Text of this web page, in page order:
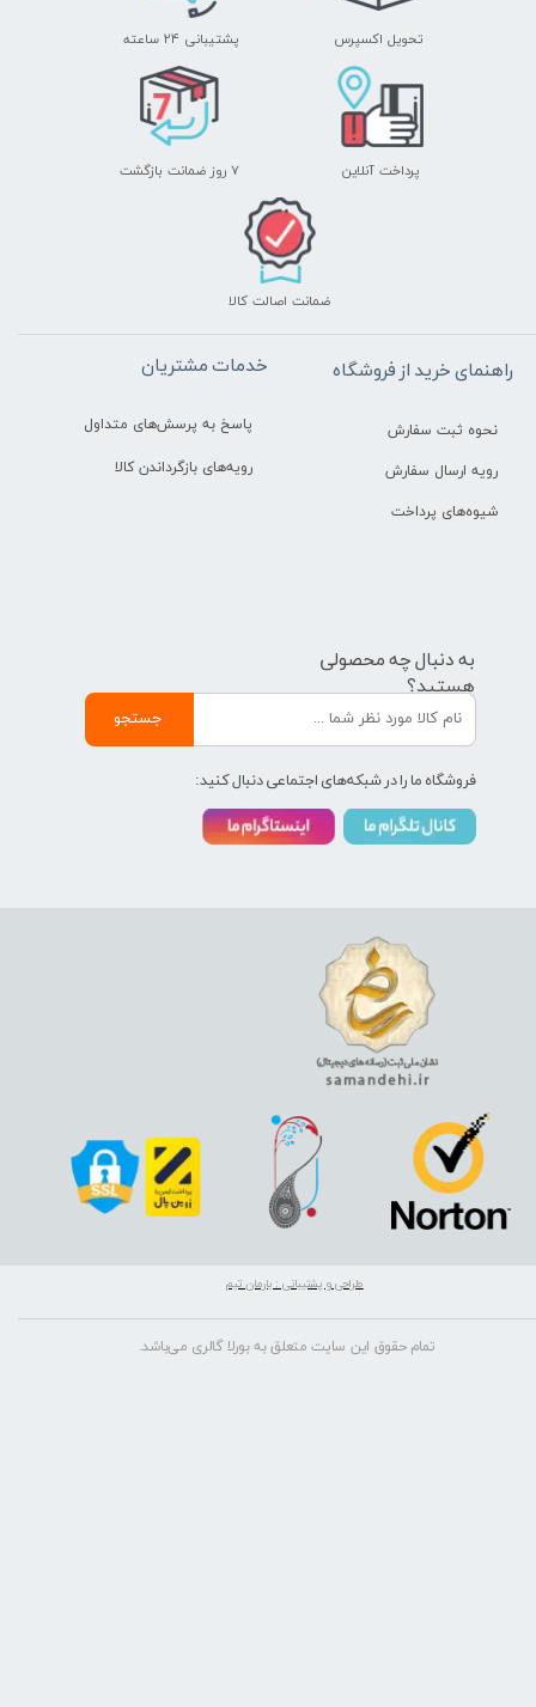
تمام حقوق این سایت متعلق به بورلا گالری می‌باشد.
طراحی و پشتیبانی : بارمان تیم
تحویل اکسپرس پشتیبانی ۲۴ ساعته
پرداخت آنلاین ۷ روز ضمانت بازگشت
ضمانت اصالت کالا
راهنمای خرید از فروشگاه
نحوه ثبت سفارش
رویه ارسال سفارش
شیوه‌های پرداخت
خدمات مشتریان
پاسخ به پرسش‌های متداول
رویه‌های بازگرداندن کالا
به دنبال چه محصولی
هستید؟
جستجو
فروشگاه ما را در شبکه‌های اجتماعی دنبال کنید: